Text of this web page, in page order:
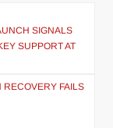
SIGNALS
SUPPORT AT
RECOVERY FAILS